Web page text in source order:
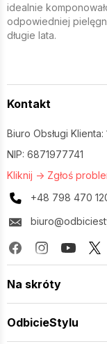
idealnie
odpowiedniej
długie lata.
Na skróty
OdbicieStylu
Kontakt
Biuro Obsługi
NIP: 6871977741
Kliknij -> Zgłoś
+48 798 470